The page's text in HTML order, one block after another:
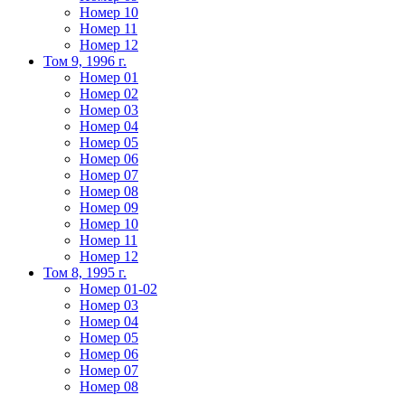
Номер 10
Номер 11
Номер 12
Том 9, 1996 г.
Номер 01
Номер 02
Номер 03
Номер 04
Номер 05
Номер 06
Номер 07
Номер 08
Номер 09
Номер 10
Номер 11
Номер 12
Том 8, 1995 г.
Номер 01-02
Номер 03
Номер 04
Номер 05
Номер 06
Номер 07
Номер 08